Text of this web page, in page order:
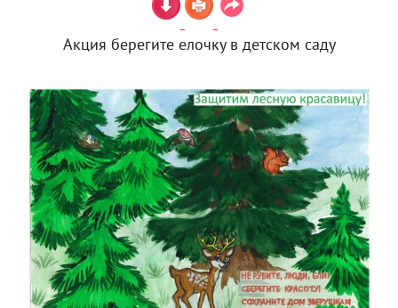
Акция берегите елочку в детском саду